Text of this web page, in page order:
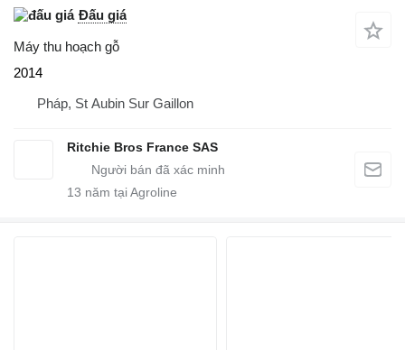
Đấu giá
Máy thu hoạch gỗ
2014
Pháp, St Aubin Sur Gaillon
Ritchie Bros France SAS
13 năm tại Agroline